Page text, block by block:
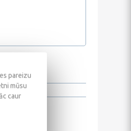
pareizu
mūsu
caur